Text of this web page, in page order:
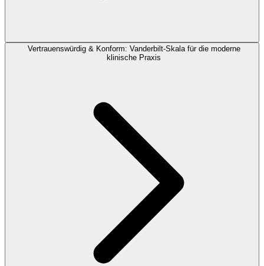
Vertrauenswürdig & Konform: Vanderbilt-Skala für die moderne
klinische Praxis